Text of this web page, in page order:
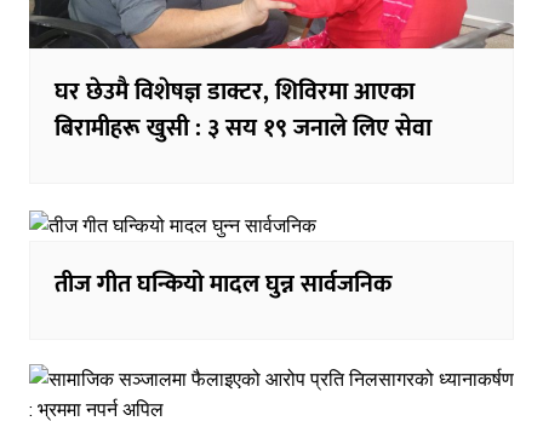
घर छेउमै विशेषज्ञ डाक्टर, शिविरमा आएका
बिरामीहरू खुसी : ३ सय १९ जनाले लिए सेवा
तीज गीत घन्कियो मादल घुन्न सार्वजनिक